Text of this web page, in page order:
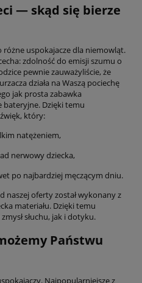
— skąd się bierze
różne uspokajacze dla niemowląt.
zdolność do emisji szumu o
pewnie zauważyliście, że
działa na Waszą pociechę
jak prosta zabawka
bateryjne. Dzięki temu
który:
natężeniem,
nerwowy dziecka,
po najbardziej męczącym dniu.
naszej oferty został wykonany z
materiału. Dzięki temu
słuchu, jak i dotyku.
Państwu
Najpopularniejsze z